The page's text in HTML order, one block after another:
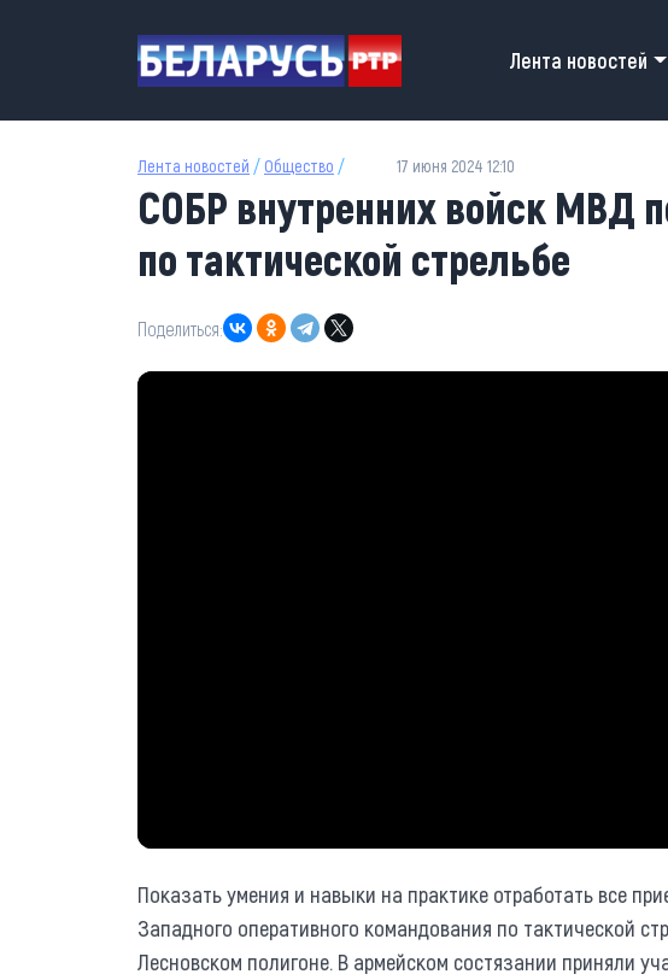
Main navigation
Лента новостей
Лента новостей / Общество / 17 июня 2024 12:10
СОБР внутренних войск МВД
по тактической стрельбе
Поделиться:
Показать умения и навыки на практике отработать все
Западного оперативного командования по тактической
Лесновском полигоне. В армейском состязании приняли